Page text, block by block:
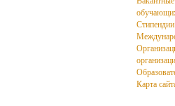
Карта